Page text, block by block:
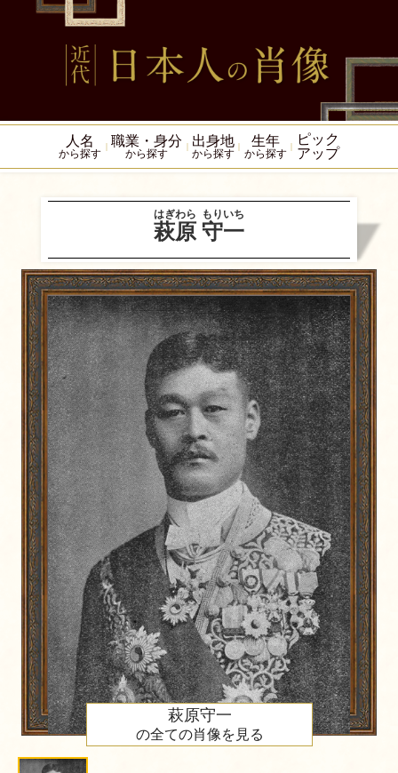
人名
から探す
職業・身分
から探す
出身地
から探す
生年
から探す
ピック
アップ
萩原
はぎわら
守一
もりいち
萩原守一
の全ての肖像を見る